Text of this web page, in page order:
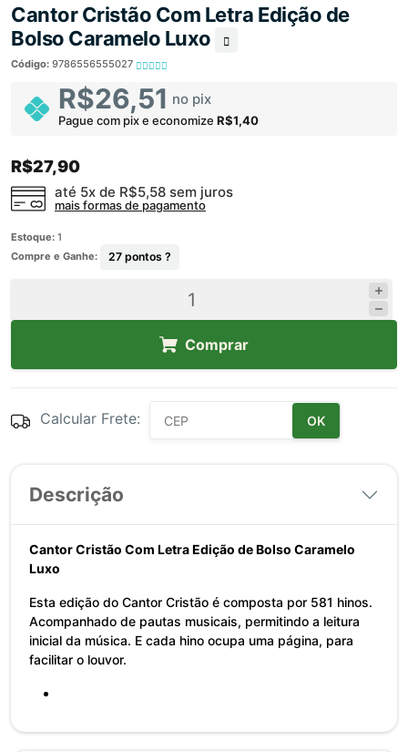
Cantor Cristão Com Letra Edição de
Bolso Caramelo Luxo
Código: 9786556555027
R$26,51 no pix
Pague com pix e economize R$1,40
R$27,90
até 5x de R$5,58 sem juros
mais formas de pagamento
Estoque: 1
Compre e Ganhe:
27 pontos ?
Comprar
Calcular Frete: OK
Descrição
Cantor Cristão Com Letra Edição de Bolso Caramelo
Luxo
Esta edição do Cantor Cristão é composta por 581 hinos.
Acompanhado de pautas musicais, permitindo a leitura
inicial da música. E cada hino ocupa uma página, para
facilitar o louvor.